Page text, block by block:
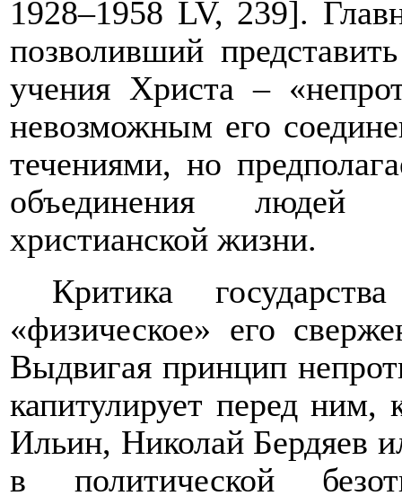
1928–1958 LV, 239].
позволивший
учения Христа –
невозможным его
течениями, но
объединения людей
христианской жизни.
Критика
«физическое» его
Выдвигая принцип
капитулирует перед
Ильин, Николай Бердяев
в политической